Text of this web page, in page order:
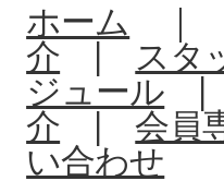
ホーム ｜
介
スタ
ジュール
介 |会員
い合わせ